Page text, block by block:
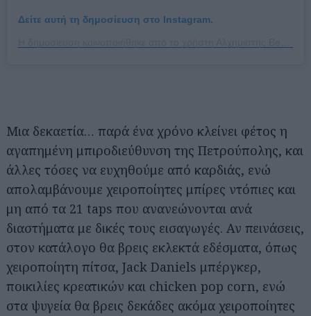
Δείτε αυτή τη δημοσίευση στο Instagram.
Μια δεκαετία… παρά ένα χρόνο κλείνει φέτος η
αγαπημένη μπιροδιεύθυνση της Πετρούπολης, και
άλλες τόσες να ευχηθούμε από καρδιάς, ενώ
απολαμβάνουμε χειροποίητες μπίρες ντόπιες και
μη από τα 21 taps που ανανεώνονται ανά
διαστήματα με δικές τους εισαγωγές. Αν πεινάσεις,
στον κατάλογο θα βρεις εκλεκτά εδέσματα, όπως
χειροποίητη πίτσα, Jack Daniels μπέργκερ,
ποικιλίες κρεατικών και chicken pop corn, ενώ
στα ψυγεία θα βρεις δεκάδες ακόμα χειροποίητες